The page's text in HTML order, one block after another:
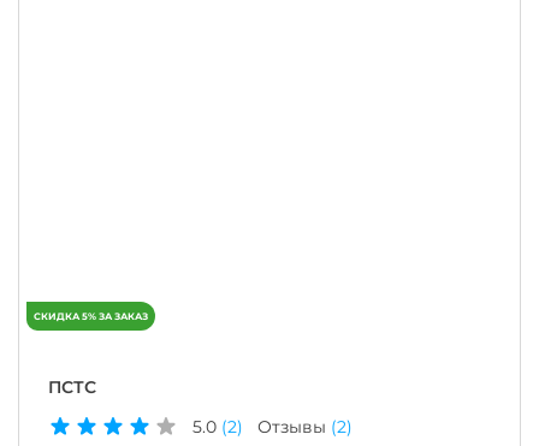
ПСТС
5.0 (2) Отзывы (2)